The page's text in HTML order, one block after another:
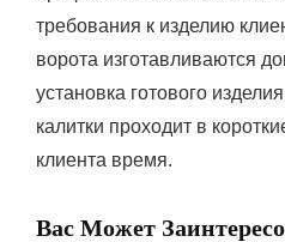
требования к изделию
ворота изготавливаются
установка готового
калитки проходит в
клиента время.
Вас Может